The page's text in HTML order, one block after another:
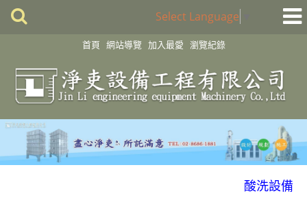
Select Language
首頁 網站導覽 加入最愛 瀏覽紀錄
化學製程設備
酸洗設備